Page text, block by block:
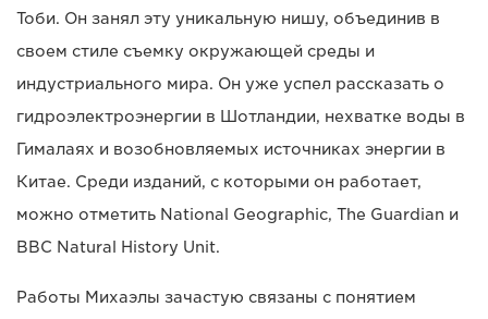
Тоби. Он занял эту уникальную нишу, объединив в
своем стиле съемку окружающей среды и
индустриального мира. Он уже успел рассказать о
гидроэлектроэнергии в Шотландии, нехватке воды в
Гималаях и возобновляемых источниках энергии в
Китае. Среди изданий, с которыми он работает,
можно отметить National Geographic, The Guardian и
BBC Natural History Unit.
Работы Михаэлы зачастую связаны с понятием